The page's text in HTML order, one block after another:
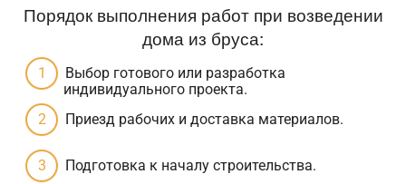
Порядок выполнения работ при возведении
дома из бруса:
Выбор готового или разработка
индивидуального проекта.
Приезд рабочих и доставка материалов.
Подготовка к началу строительства.